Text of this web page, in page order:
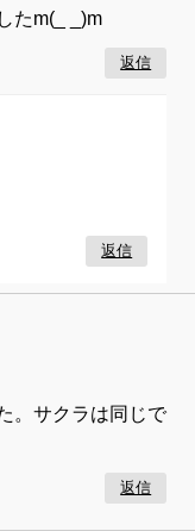
たm(_ _)m
返信
返信
。サクラは同じで
返信